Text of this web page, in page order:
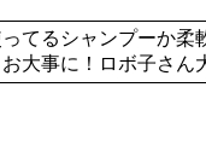
てるシャンプーか
大事に！ロボ子さん